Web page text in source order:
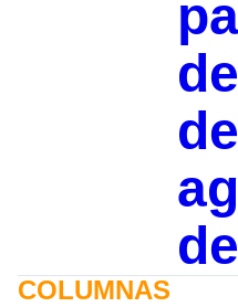
COLUMNAS